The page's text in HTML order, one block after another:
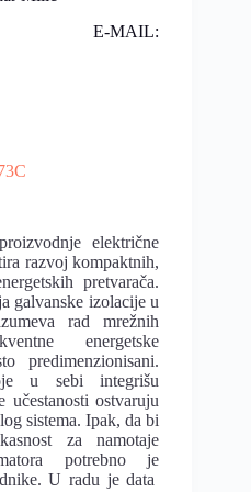
MAIL:
električne
razvoj kompaktnih,
pretvarača.
galvanske izolacije u
rad mrežnih
energetske
predimenzionisani.
u sebi integrišu
učestanosti ostvaruju
sistema. Ipak, da bi
za namotaje
potrebno je
U radu je data